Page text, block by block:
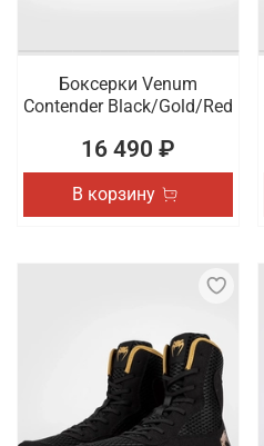
Боксерки Venum
Contender Black/Gold/Red
16 490 ₽
В корзину